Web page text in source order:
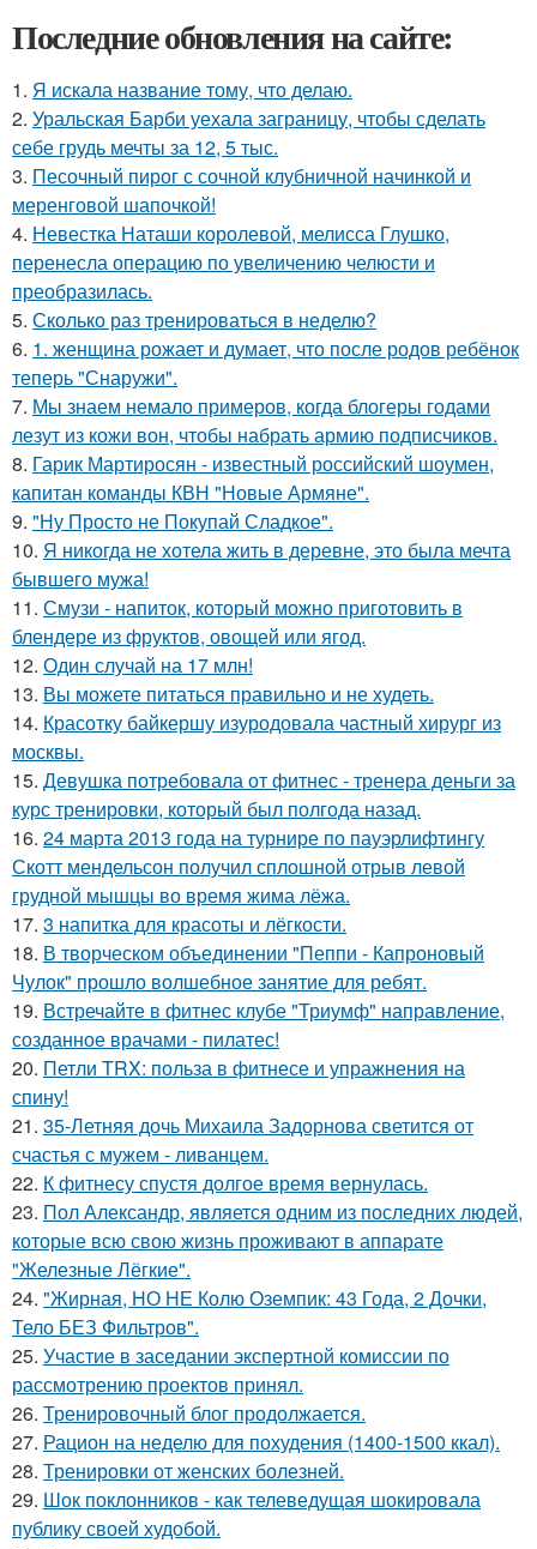
Последние обновления на сайте:
1. Я искала название тому, что делаю.
2. Уральская Барби уехала заграницу, чтобы сделать
себе грудь мечты за 12, 5 тыс.
3. Песочный пирог с сочной клубничной начинкой и
меренговой шапочкой!
4. Невестка Наташи королевой, мелисса Глушко,
перенесла операцию по увеличению челюсти и
преобразилась.
5. Сколько раз тренироваться в неделю?
6. 1. женщина рожает и думает, что после родов ребёнок
теперь "Снаружи".
7. Мы знаем немало примеров, когда блогеры годами
лезут из кожи вон, чтобы набрать армию подписчиков.
8. Гарик Мартиросян - известный российский шоумен,
капитан команды КВН "Новые Армяне".
9. "Ну Просто не Покупай Сладкое".
10. Я никогда не хотела жить в деревне, это была мечта
бывшего мужа!
11. Смузи - напиток, который можно приготовить в
блендере из фруктов, овощей или ягод.
12. Один случай на 17 млн!
13. Вы можете питаться правильно и не худеть.
14. Красотку байкершу изуродовала частный хирург из
москвы.
15. Девушка потребовала от фитнес - тренера деньги за
курс тренировки, который был полгода назад.
16. 24 марта 2013 года на турнире по пауэрлифтингу
Скотт мендельсон получил сплошной отрыв левой
грудной мышцы во время жима лёжа.
17. 3 напитка для красоты и лёгкости.
18. В творческом объединении "Пеппи - Капроновый
Чулок" прошло волшебное занятие для ребят.
19. Встречайте в фитнес клубе "Триумф" направление,
созданное врачами - пилатес!
20. Петли TRX: польза в фитнесе и упражнения на
спину!
21. 35-Летняя дочь Михаила Задорнова светится от
счастья с мужем - ливанцем.
22. К фитнесу спустя долгое время вернулась.
23. Пол Александр, является одним из последних людей,
которые всю свою жизнь проживают в аппарате
"Железные Лёгкие".
24. "Жирная, НО НЕ Колю Оземпик: 43 Года, 2 Дочки,
Тело БЕЗ Фильтров".
25. Участие в заседании экспертной комиссии по
рассмотрению проектов принял.
26. Тренировочный блог продолжается.
27. Рацион на неделю для похудения (1400-1500 ккал).
28. Тренировки от женских болезней.
29. Шок поклонников - как телеведущая шокировала
публику своей худобой.